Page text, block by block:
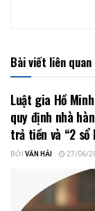
Bài viết liên quan
Luật gia Hồ
quy định nhà
trả tiền và “2 sổ
BỞI VĂN HẢI 27/06/